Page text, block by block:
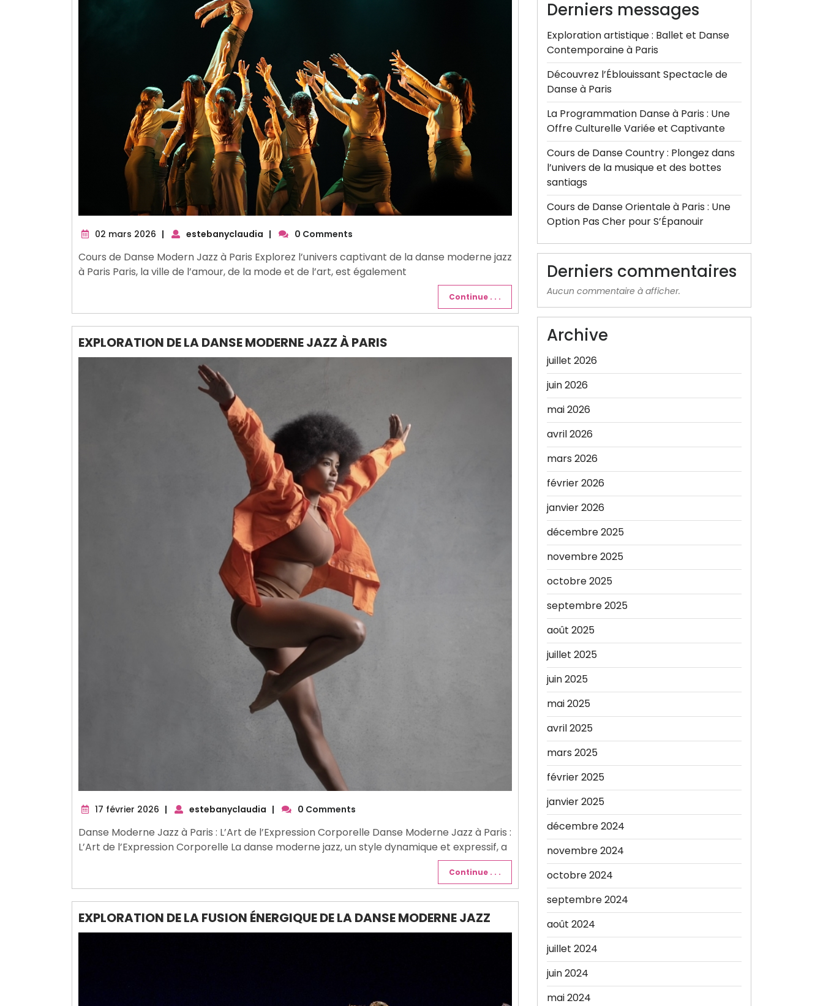
02 mars 2026 02
2026
| estebanyclaudia | 0 Comments
Cours de Danse Modern Jazz à Paris Explorez l’univers captivant de la danse moderne jazz
à Paris Paris, la ville de l’amour, de la mode et de l’art, est également
Continue . . .
EXPLORATION DE LA DANSE MODERNE JAZZ À PARIS
17 février 2026 17
2026
| estebanyclaudia | 0 Comments
Danse Moderne Jazz à Paris : L’Art de l’Expression Corporelle Danse Moderne Jazz à Paris :
L’Art de l’Expression Corporelle La danse moderne jazz, un style dynamique et expressif, a
Continue . . .
EXPLORATION DE LA FUSION ÉNERGIQUE DE LA DANSE MODERNE JAZZ
Derniers messages
Exploration artistique : Ballet et Danse
Contemporaine à Paris
Découvrez l’Éblouissant Spectacle de
Danse à Paris
La Programmation Danse à Paris : Une
Offre Culturelle Variée et Captivante
Cours de Danse Country : Plongez dans
l’univers de la musique et des bottes
santiags
Cours de Danse Orientale à Paris : Une
Option Pas Cher pour S’Épanouir
Derniers commentaires
Aucun commentaire à afficher.
Archive
juillet 2026
juin 2026
mai 2026
avril 2026
mars 2026
février 2026
janvier 2026
décembre 2025
novembre 2025
octobre 2025
septembre 2025
août 2025
juillet 2025
juin 2025
mai 2025
avril 2025
mars 2025
février 2025
janvier 2025
décembre 2024
novembre 2024
octobre 2024
septembre 2024
août 2024
juillet 2024
juin 2024
mai 2024